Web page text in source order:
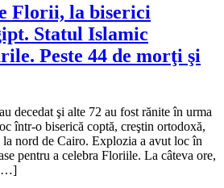
Florii, la biserici
Statul Islamic
Peste 44 de morţi şi
decedat şi alte 72 au fost rănite în urma
într-o biserică coptă, creştin ortodoxă,
la nord de Cairo. Explozia a avut loc în
pentru a celebra Floriile. La câteva ore,
[…]